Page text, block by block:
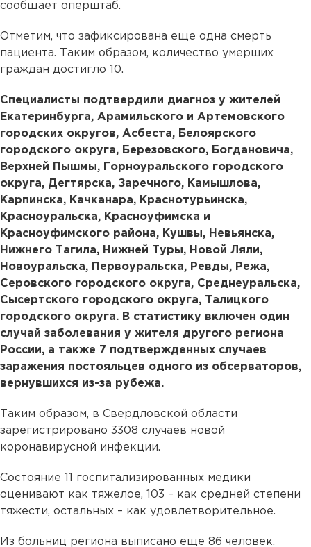
сообщает оперштаб.
Отметим, что зафиксирована еще одна смерть
пациента. Таким образом, количество умерших
граждан достигло 10.
Специалисты подтвердили диагноз у жителей
Екатеринбурга, Арамильского и Артемовского
городских округов, Асбеста, Белоярского
городского округа, Березовского, Богдановича,
Верхней Пышмы, Горноуральского городского
округа, Дегтярска, Заречного, Камышлова,
Карпинска, Качканара, Краснотурьинска,
Красноуральска, Красноуфимска и
Красноуфимского района, Кушвы, Невьянска,
Нижнего Тагила, Нижней Туры, Новой Ляли,
Новоуральска, Первоуральска, Ревды, Режа,
Серовского городского округа, Среднеуральска,
Сысертского городского округа, Талицкого
городского округа. В статистику включен один
случай заболевания у жителя другого региона
России, а также 7 подтвержденных случаев
заражения постояльцев одного из обсерваторов,
вернувшихся из-за рубежа.
Таким образом, в Свердловской области
зарегистрировано 3308 случаев новой
коронавирусной инфекции.
Состояние 11 госпитализированных медики
оценивают как тяжелое, 103 – как средней степени
тяжести, остальных – как удовлетворительное.
Из больниц региона выписано еще 86 человек.